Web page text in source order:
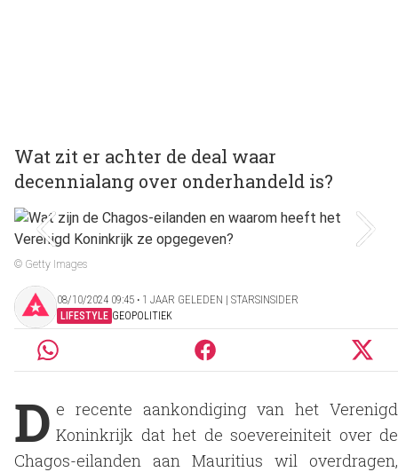
Wat zit er achter de deal waar
decennialang over onderhandeld is?
© Getty Images
08/10/2024 09:45 ‧ 1 JAAR GELEDEN | STARSINSIDER
LIFESTYLE GEOPOLITIEK
D e recente aankondiging van het Verenigd
Koninkrijk dat het de soevereiniteit over de
Chagos-eilanden aan Mauritius wil overdragen,